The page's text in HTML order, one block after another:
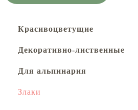
Красивоцветущие
Декоративно-лиственные
Для альпинария
Злаки